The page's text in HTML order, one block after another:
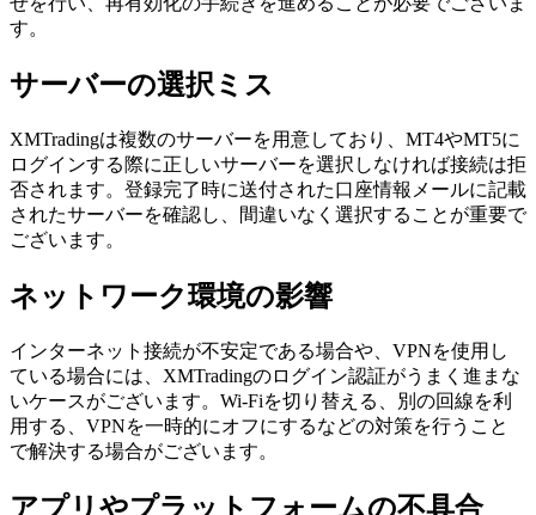
す。
サーバーの選択ミス
XMTradingは複数のサーバーを用意しており、MT4やMT5に
ログインする際に正しいサーバーを選択しなければ接続は拒
否されます。登録完了時に送付された口座情報メールに記載
されたサーバーを確認し、間違いなく選択することが重要で
ございます。
ネットワーク環境の影響
インターネット接続が不安定である場合や、VPNを使用し
ている場合には、XMTradingのログイン認証がうまく進まな
いケースがございます。Wi-Fiを切り替える、別の回線を利
用する、VPNを一時的にオフにするなどの対策を行うこと
で解決する場合がございます。
アプリやプラットフォームの不具合